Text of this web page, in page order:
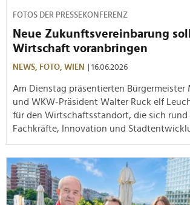
FOTOS DER PRESSEKONFERENZ
Neue Zukunftsvereinbarung
Wirtschaft voranbringen
NEWS, FOTO, WIEN | 16.06.2026
Am Dienstag präsentierten Bürgermeister
und WKW-Präsident Walter Ruck elf
für den Wirtschaftsstandort, die sich rund
Fachkräfte, Innovation und